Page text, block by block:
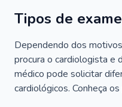
Tipos de
Dependendo dos
procura o cardiologista e
médico pode solicitar
cardiológicos. Conheça os